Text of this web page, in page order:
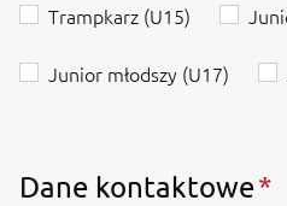
Trampkarz (U15)
Junior młodszy (U17)
Dane kontaktowe